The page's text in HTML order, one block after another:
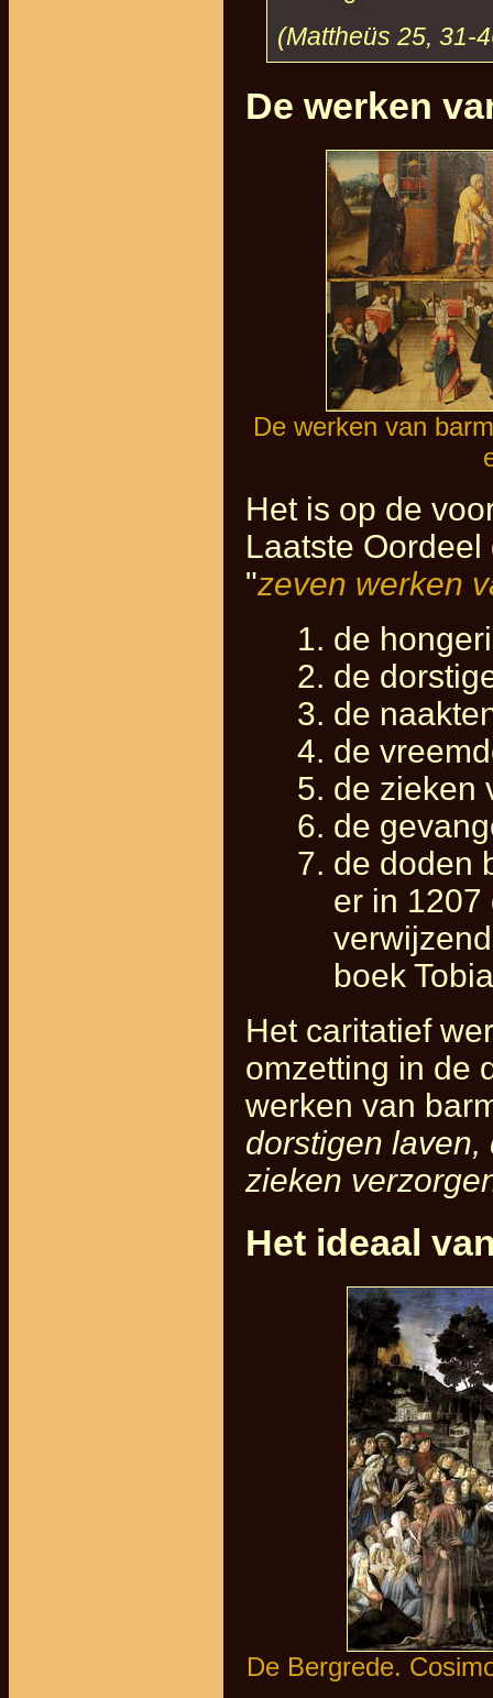
(Mattheüs 25, 31-
De werken
De werken van
Het is op de
Laatste
"zeven werken
de
de
de
de
de zieken
de
de doden
er in 1207
boek
Het caritatief
omzetting in de
werken van
dorstigen
zieken
Het ideaal
De Bergrede.